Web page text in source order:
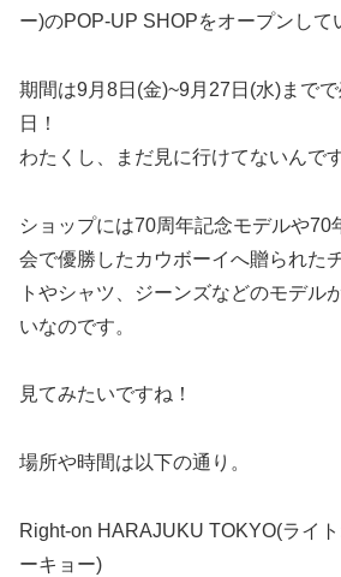
ー)のPOP-UP SHOPをオープンして
期間は9月8日(金)~9月27日(水)まで
日！
わたくし、まだ見に行けてないんで
ショップには70周年記念モデルや70
会で優勝したカウボーイへ贈られた
トやシャツ、ジーンズなどのモデル
いなのです。
見てみたいですね！
場所や時間は以下の通り。
Right-on HARAJUKU TOKYO(ライ
ーキョー)